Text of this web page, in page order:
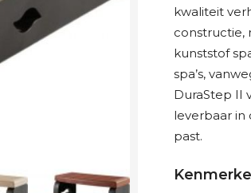
kwaliteit
constructie,
kunststof
spa’s,
DuraStep II
leverbaar in
past.